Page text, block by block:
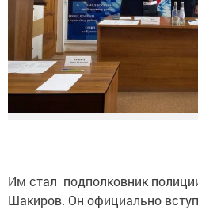
Им стал подполковник
Шакиров. Он официально